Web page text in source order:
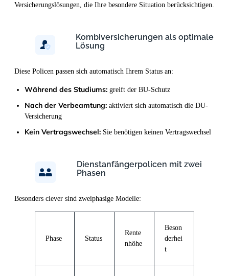
Versicherungslösungen, die Ihre besondere Situation berücksichtigen.
Kombiversicherungen als optimale
Lösung
Diese Policen passen sich automatisch Ihrem Status an:
Während des Studiums: greift der BU-Schutz
Nach der Verbeamtung: aktiviert sich automatisch die DU-
Versicherung
Kein Vertragswechsel: Sie benötigen keinen Vertragswechsel
Dienstanfängerpolicen mit zwei
Phasen
Besonders clever sind zweiphasige Modelle:
Phase Status
Rente
nhöhe
Beson
derhei
t